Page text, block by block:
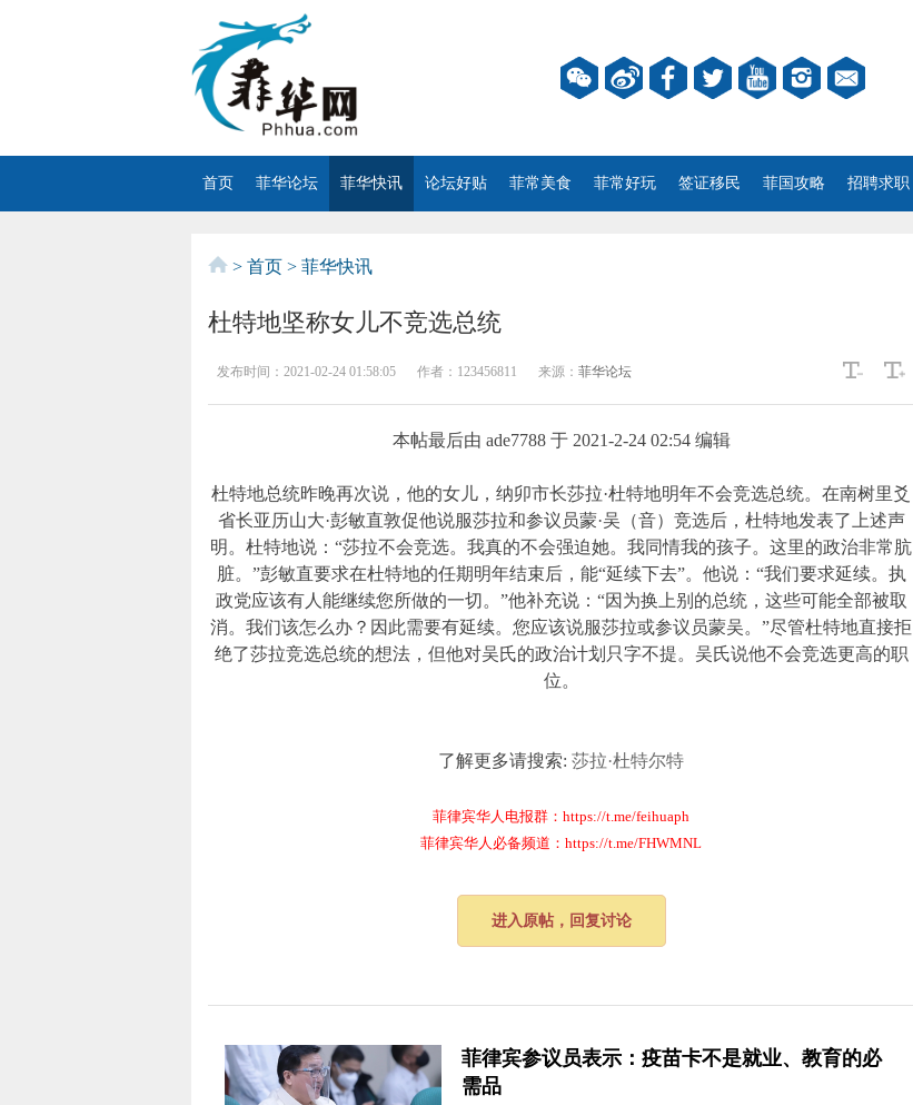
首页 菲华论坛 菲华快讯 论坛好贴 菲常美食 菲常好玩 签证移民 菲国攻略 招聘求职
> 首页 > 菲华快讯
杜特地坚称女儿不竞选总统
发布时间： 2021-02-24 01:58:05 作者： 123456811 来源： 菲华论坛
本帖最后由 ade7788 于 2021-2-24 02:54 编辑
杜特地总统昨晚再次说，他的女儿，纳卯市长莎拉·杜特地明年不会竞选总统。在南树里爻
省长亚历山大·彭敏直敦促他说服莎拉和参议员蒙·吴（音）竞选后，杜特地发表了上述声
明。杜特地说：“莎拉不会竞选。我真的不会强迫她。我同情我的孩子。这里的政治非常肮
脏。”彭敏直要求在杜特地的任期明年结束后，能“延续下去”。他说：“我们要求延续。执
政党应该有人能继续您所做的一切。”他补充说：“因为换上别的总统，这些可能全部被取
消。我们该怎么办？因此需要有延续。您应该说服莎拉或参议员蒙吴。”尽管杜特地直接拒
绝了莎拉竞选总统的想法，但他对吴氏的政治计划只字不提。吴氏说他不会竞选更高的职
位。
了解更多请搜索: 莎拉·杜特尔特
菲律宾华人电报群：https://t.me/feihuaph
菲律宾华人必备频道：https://t.me/FHWMNL
进入原帖，回复讨论
菲律宾参议员表示：疫苗卡不是就业、教育的必
需品